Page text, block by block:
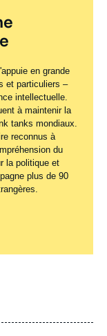
en grande
et particuliers –
intellectuelle.
à maintenir la
tanks mondiaux.
reconnus à
du
la politique et
plus de 90